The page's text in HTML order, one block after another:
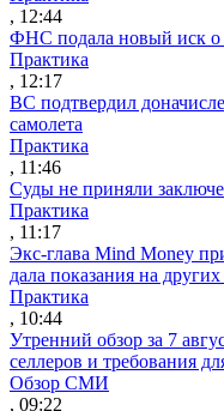
, 12:44
ФНС подала новый иск о
Практика
, 12:17
ВС подтвердил
самолета
Практика
, 11:46
Суды не приняли
Практика
, 11:17
Экс-глава Mind Money
дала показания на
Практика
, 10:44
Утренний обзор за 7
селлеров и требования
Обзор СМИ
, 09:22